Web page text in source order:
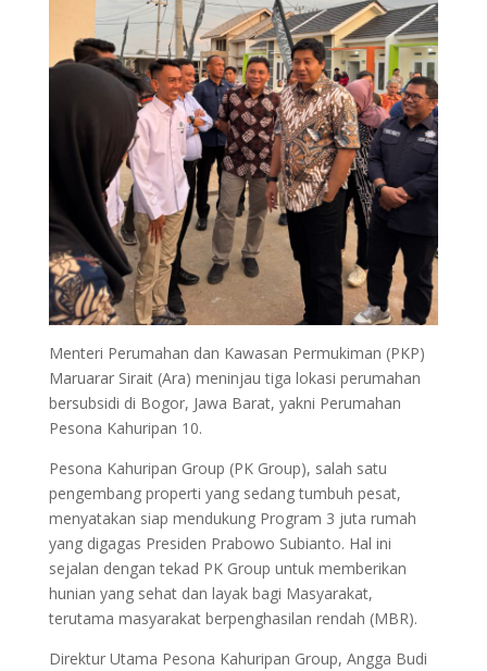
Menteri Perumahan dan Kawasan Permukiman (PKP)
Maruarar Sirait (Ara) meninjau tiga lokasi perumahan
bersubsidi di Bogor, Jawa Barat, yakni Perumahan
Pesona Kahuripan 10.
Pesona Kahuripan Group (PK Group), salah satu
pengembang properti yang sedang tumbuh pesat,
menyatakan siap mendukung Program 3 juta rumah
yang digagas Presiden Prabowo Subianto. Hal ini
sejalan dengan tekad PK Group untuk memberikan
hunian yang sehat dan layak bagi Masyarakat,
terutama masyarakat berpenghasilan rendah (MBR).
Direktur Utama Pesona Kahuripan Group, Angga Budi